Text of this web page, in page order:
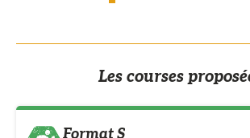
Les courses
Format S